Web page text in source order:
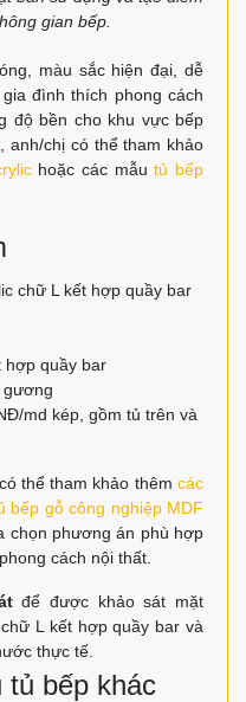
gian bếp.
màu sắc hiện đại, dễ
đình thích phong cách
độ bền cho khu vực bếp
anh/chị có thể tham khảo
hoặc các mẫutủ bếp
chữ L kết hợp quầy bar
hợp quầy bar
gương
md kép, gồm tủ trên và
thể tham khảo thêm các
bếp gỗ công nghiệp MDF
chọn phương án phù hợp
cách nội thất.
để được khảo sát mặt
L kết hợp quầy bar và
thực tế.
tủ bếp khác